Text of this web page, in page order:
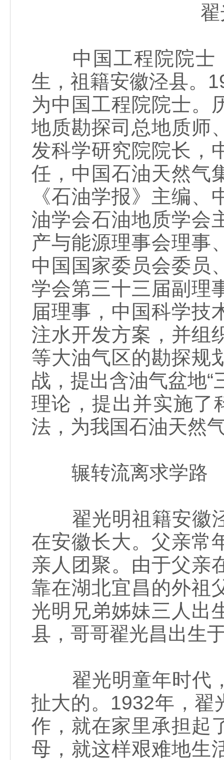
中国工程院院士，
生，祖籍安徽泾县。
为中国工程院院士。
地质勘探司总地质师
发科学研究院院长，
任，中国石油天然气
《石油学报》主编
油学会石油地质学会
产与能源理事会理事
中国国家委员会委员
学会第三十三届副理
届理事，中国科学技
注水开发方案，并组
等大油气区的勘探规
战，提出含油气盆地“
理论，提出并实施了
法，为我国石油天然
辗转流离求学路
翟光明祖籍安徽泾
在安徽长大。父亲常
亲人团聚。由于父亲
靠在湖北宜昌的外祖
光明兄弟姊妹三人出
县，哥哥翟光昌出生
翟光明童年时代，
扯大的。1932年，翟
作，就在家里承担起
母，就这样艰难地生